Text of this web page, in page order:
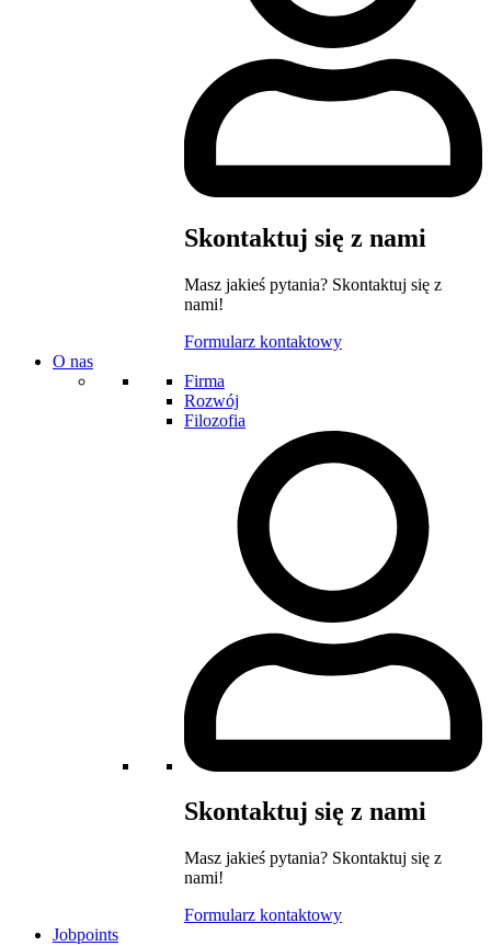
Skontaktuj się z nami
Masz jakieś pytania? Skontaktuj się z
nami!
Formularz kontaktowy
O nas
Firma
Rozwój
Filozofia
Skontaktuj się z nami
Masz jakieś pytania? Skontaktuj się z
nami!
Formularz kontaktowy
Jobpoints